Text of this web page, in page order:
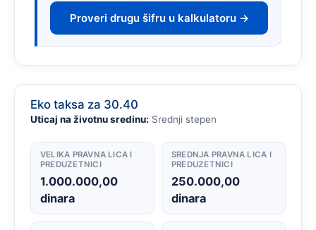
Proveri drugu šifru u kalkulatoru →
Eko taksa za 30.40
Uticaj na životnu sredinu: Srednji stepen
VELIKA PRAVNA LICA I
PREDUZETNICI
1.000.000,00
dinara
SREDNJA PRAVNA LICA I
PREDUZETNICI
250.000,00
dinara